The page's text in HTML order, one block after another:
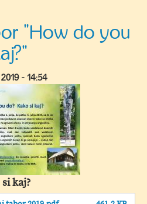
"How do you
- 14:54
kaj?